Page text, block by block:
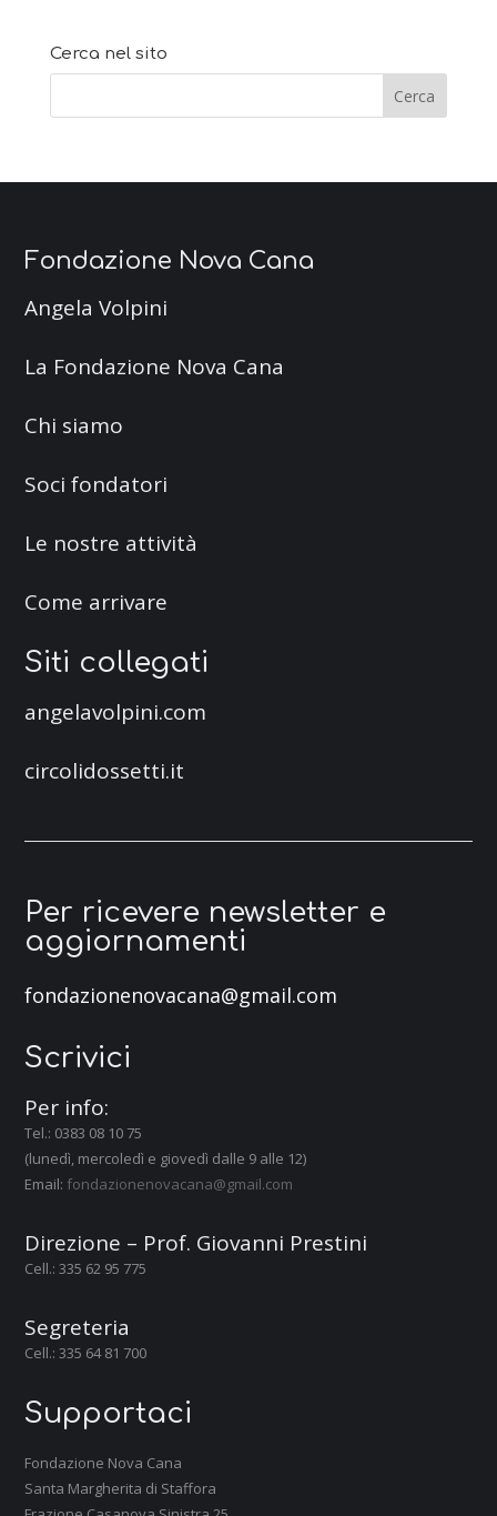
Cerca nel sito
Fondazione Nova Cana
Angela Volpini
La Fondazione Nova Cana
Chi siamo
Soci fondatori
Le nostre attività
Come arrivare
Siti collegati
angelavolpini.com
circolidossetti.it
Per ricevere newsletter e
aggiornamenti
fondazionenovacana@gmail.com
Scrivici
Per info:
Tel.: 0383 08 10 75
(lunedì, mercoledì e giovedì dalle 9 alle 12)
Email: fondazionenovacana@gmail.com
Direzione – Prof. Giovanni Prestini
Cell.: 335 62 95 775
Segreteria
Cell.: 335 64 81 700
Supportaci
Fondazione Nova Cana
Santa Margherita di Staffora